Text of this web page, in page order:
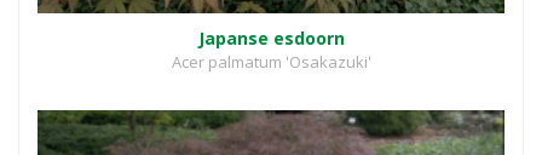
Japanse esdoorn
Acer palmatum 'Osakazuki'